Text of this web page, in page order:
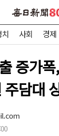
사회 경제
증가
담대